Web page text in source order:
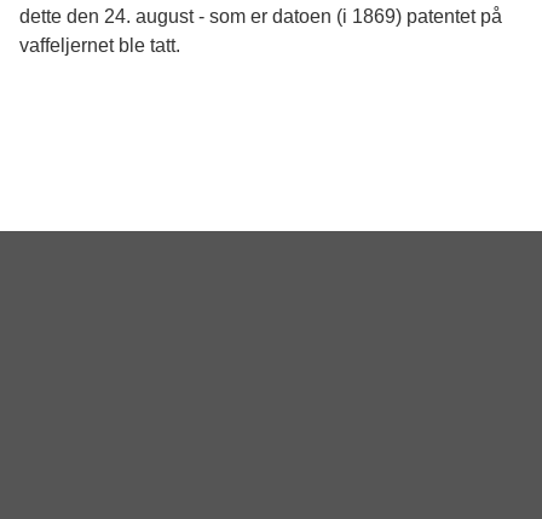
dette den 24. august - som er datoen (i 1869) patentet på
vaffeljernet ble tatt.